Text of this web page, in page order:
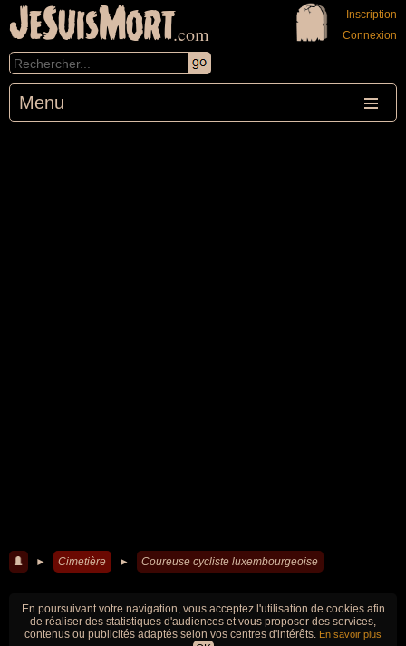
JeSuisMort.com
Menu
Inscription
Connexion
► Cimetière ► Coureuse cycliste luxembourgeoise
En poursuivant votre navigation, vous acceptez l'utilisation de cookies afin
de réaliser des statistiques d'audiences et vous proposer des services,
contenus ou publicités adaptés selon vos centres d'intérêts. En savoir plus